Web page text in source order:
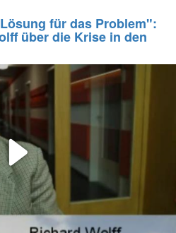
für das Problem":
über die Krise in den
Play